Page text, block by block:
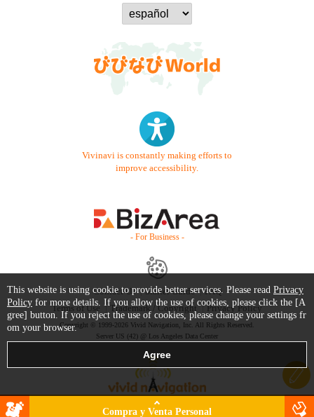
Vivinavi is constantly making efforts to
improve accessibility.
- For Business -
Contact Us Starter Guide
FAQ
Terms of Use
Trademark / Copyright Privacy Policy
Copyright © 1999-2026 Vivid Navigation, Inc. All Rights Reserved.
Server US (42) @ Los Angeles Data Center
Compra y Venta Personal
This website is using cookie to provide better services. Please read Privacy
Policy for more details. If you allow the use of cookies, please click the [A
gree] button. If you reject the use of cookies, please change your settings fr
om your browser.